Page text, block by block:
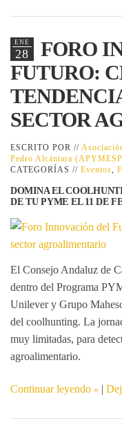
ENE
28
FORO
FUTURO:
SECTOR
ESCRITO POR //
Pedro Alcántara
CATEGORÍAS // Eventos,
DOMINA EL
DE TU PYME EL 11 DE
El Consejo Andaluz de
dentro del Programa
Unilever y Grupo
del coolhunting. La
muy limitadas, para
agroalimentario.
Continuar leyendo |